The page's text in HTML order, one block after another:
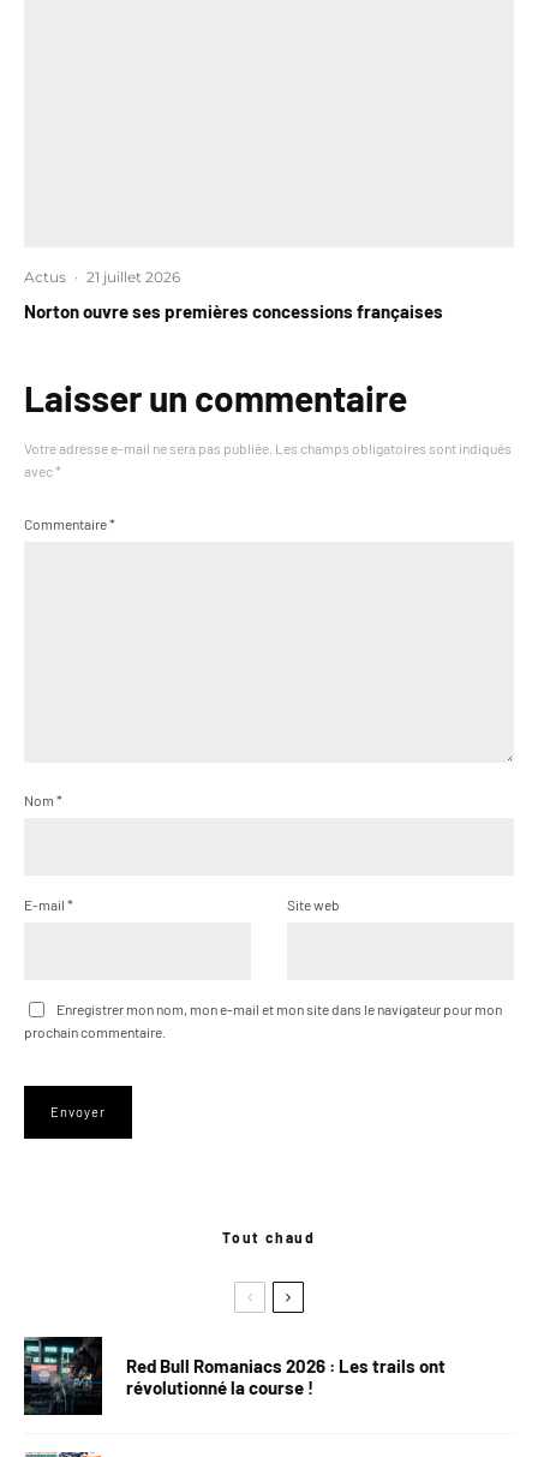
Actus · 21 juillet 2026
Norton ouvre ses premières concessions françaises
Laisser un commentaire
Votre adresse e-mail ne sera pas publiée. Les champs obligatoires sont indiqués
avec *
Commentaire*
Nom *
E-mail * Site web
Enregistrer mon nom, mon e-mail et mon site dans le navigateur pour mon
prochain commentaire.
Tout chaud
Red Bull Romaniacs 2026 : Les trails ont
révolutionné la course !